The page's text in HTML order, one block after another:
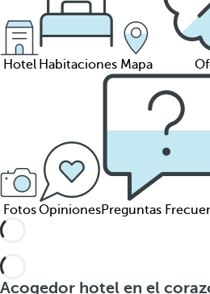
Hotel Habitaciones Mapa
FotosOpinionesPreguntas
Acogedor hotel en el